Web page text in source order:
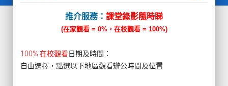
推介服務： 課堂錄影隨時睇
(在家觀看 = 0%，在校觀看 = 100%)
100% 在校觀看日期及時間：
自由選擇，點選以下地區觀看辦公時間及位置